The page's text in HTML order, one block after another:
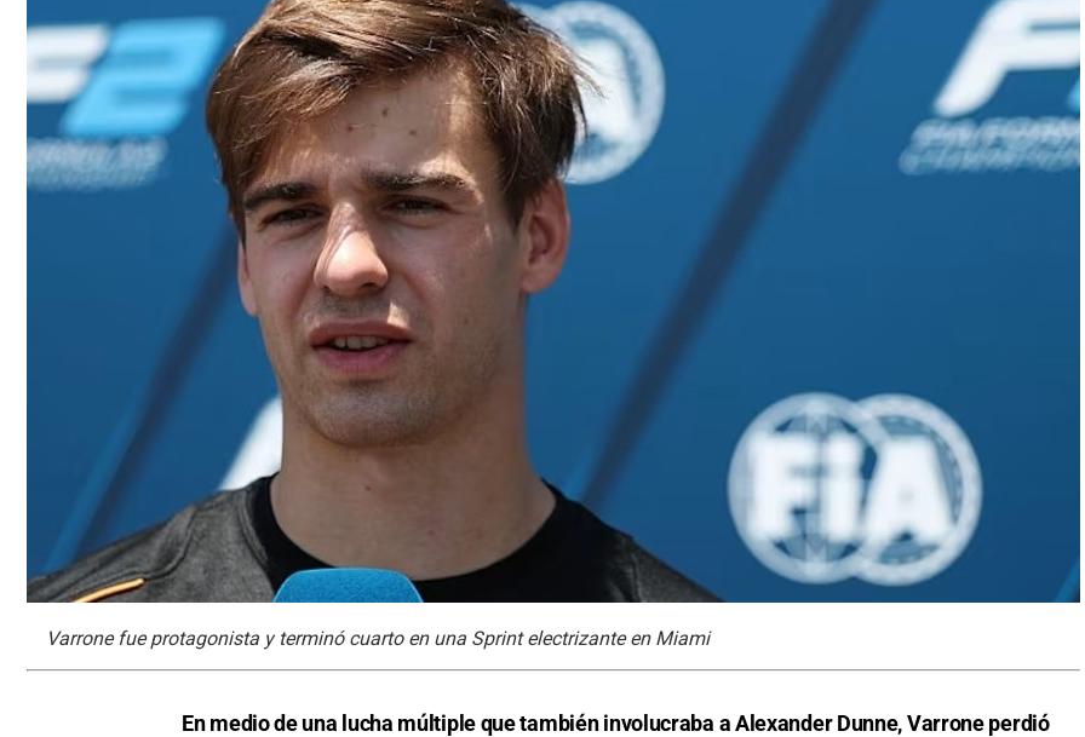
Varrone fue protagonista y terminó cuarto en una Sprint electrizante en Miami
En medio de una lucha múltiple que también involucraba a Alexander Dunne, Varrone perdió